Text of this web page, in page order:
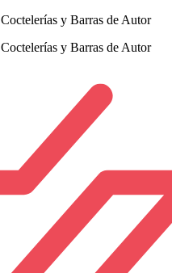
y Barras de Autor
y Barras de Autor